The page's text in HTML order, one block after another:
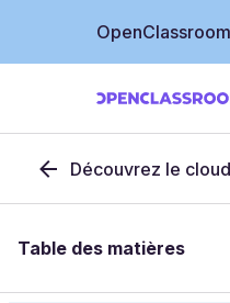
Découvrez le
Table des matières